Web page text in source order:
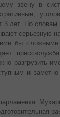
звену в
лет. По словам
серьезную
бы
пресс-
разгрузить
и